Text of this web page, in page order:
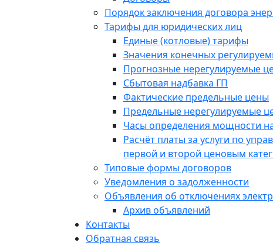
Порядок заключения договора
Тарифы для юридических лиц
Единые (котловые) тарифы
Значения конечных
Прогнозные нерегулируемые
Сбытовая надбавка ГП
Фактические предельные цены
Предельные нерегулируемые
Часы определения мощности
Расчёт платы за услуги по
первой и второй ценовым
Типовые формы договоров
Уведомления о задолженности
Объявления об отключениях
Архив объявлений
Контакты
Обратная связь